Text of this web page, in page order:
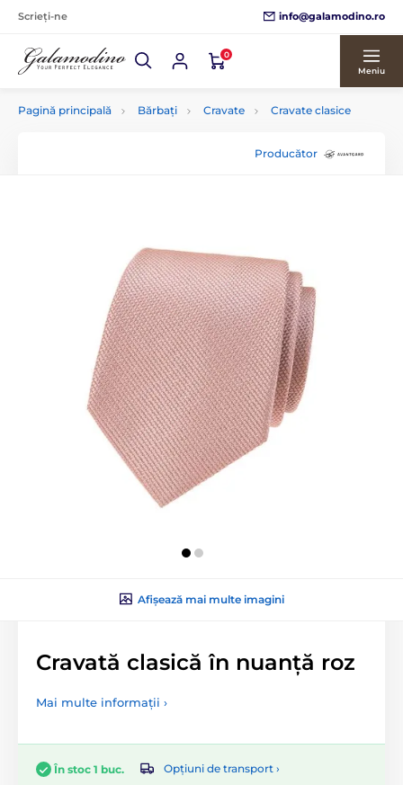
Scrieți-ne info@galamodino.ro
0
Meniu
Pagină principală Bărbați Cravate Cravate clasice
Producător
Afișează mai multe imagini
Cravată clasică în nuanță roz
Mai multe informații ›
În stoc 1 buc.
Opțiuni de transport ›